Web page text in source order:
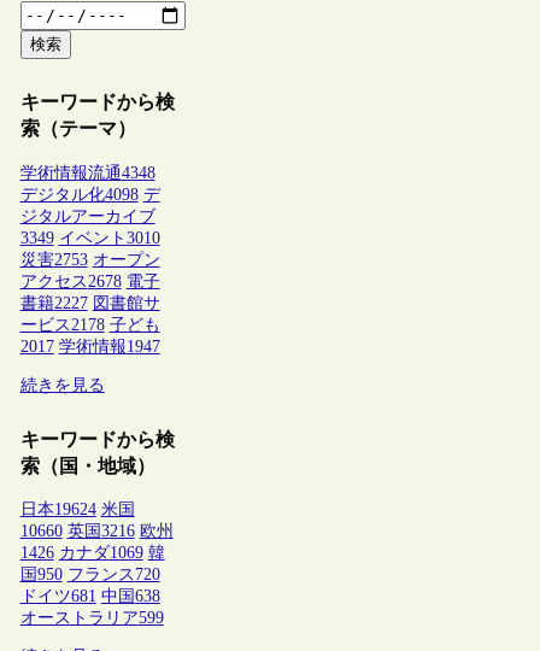
検索
キーワードから検
索（テーマ）
学術情報流通4348
デジタル化4098 デ
ジタルアーカイブ
3349 イベント 3010
災害2753 オープン
アクセス 2678 電子
書籍2227 図書館サ
ービス 2178 子ども
2017 学術情報1947
続きを見る
キーワードから検
索（国・地域）
日本19624 米国
10660 英国 3216 欧州
1426 カナダ1069 韓
国 950 フランス 720
ドイツ681 中国 638
オーストラリア599